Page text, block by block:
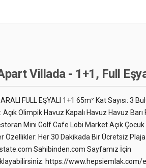
Villada - 1+1, Full
FULL EŞYALI 1+1 65m² Kat Sayısı: 3
Olimpik Havuz Kapalı Havuz Havuz Barı
Mini Golf Cafe Lobi Market Açık Çocuk
Özellikler: Her 30 Dakikada Bir Ücretsiz
Sahibinden.com Sayfamız İçin
https://www.hepsiemlak.com/